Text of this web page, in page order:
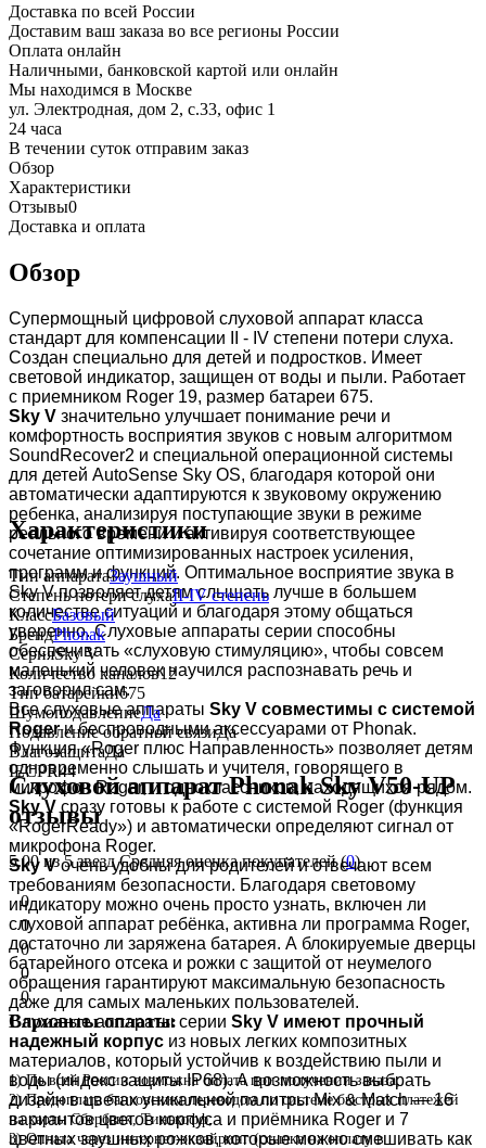
Доставка по всей России
Доставим ваш заказа во все регионы России
Оплата онлайн
Наличными, банковской картой или онлайн
Мы находимся в Москве
ул. Электродная, дом 2, с.33, офис 1
24 часа
В течении суток отправим заказ
Обзор
Характеристики
Отзывы0
Доставка и оплата
Обзор
Супермощный цифровой слуховой аппарат класса
стандарт для компенсации II - IV степени потери слуха.
Создан специально для детей и подростков. Имеет
световой индикатор, защищен от воды и пыли. Работает
с приемником Roger 19, размер батареи 675.
Sky V значительно улучшает понимание речи и
комфортность восприятия звуков с новым алгоритмом
SoundRecover2 и специальной операционной системы
для детей AutoSense Sky OS, благодаря которой они
автоматически адаптируются к звуковому окружению
ребенка, анализируя поступающие звуки в режиме
реального времени и активируя соответствующее
сочетание оптимизированных настроек усиления,
программ и функций. Оптимальное восприятие звука в
Sky V позволяет детям слышать лучше в большем
количестве ситуаций и благодаря этому общаться
уверенно. Слуховые аппараты серии способны
обеспечивать «слуховую стимуляцию», чтобы совсем
маленький человек научился распознавать речь и
заговорил сам.
Все слуховые аппараты Sky V совместимы с системой
Rogerи беспроводными аксессуарами от Phonak.
Функция «Roger плюс Направленность» позволяет детям
одновременно слышать и учителя, говорящего в
микрофон Roger, и одноклассников, находящихся рядом.
Sky V сразу готовы к работе с системой Roger (функция
«RogerReady») и автоматически определяют сигнал от
микрофона Roger.
Sky Vочень удобны для родителей и отвечают всем
требованиям безопасности. Благодаря световому
индикатору можно очень просто узнать, включен ли
слуховой аппарат ребёнка, активна ли программа Roger,
достаточно ли заряжена батарея. А блокируемые дверцы
батарейного отсека и рожки с защитой от неумелого
обращения гарантируют максимальную безопасность
даже для самых маленьких пользователей.
Слуховые аппараты серии Sky V имеют прочный
надежный корпус из новых легких композитных
материалов, который устойчив к воздействию пыли и
воды (индекс защиты IP68). А возможность выбрать
дизайн в цветах уникальной палитры Mix & Match — 16
вариантов цветов корпуса и приёмника Roger и 7
цветных заушных рожков, которые можно смешивать как
Характеристики
Тип аппаратаЗаушный
Степень потери слухаII-IV степень
КлассБазовый
БрендPhonak
СерияSky V
Количество каналов12
Тип батарейки675
ШумоподавлениеДа
Подавление обратной связиДа
ВлагозащитаДа
IECPR44
Слуховой аппарат Phonak Sky V50-UP
отзывы
5.00из 5 звезд Средняя оценка покупателей (0)
0
0
0
0
0
Варианты оплаты:
1) По всей России возможна оплата при получении заказа;
2) Предоплата банковским переводом по системе быстрых платежей
на карты Сбербанк, Тинькофф;
3) Оплата через интернет-эквайринг (ссылка на оплату в